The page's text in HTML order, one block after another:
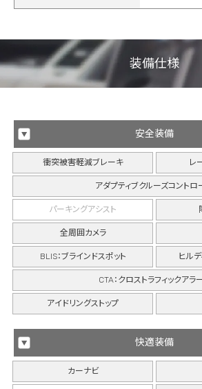
装備仕様
安全装備
衝突被害軽減ブレーキ
アダプティブクルーズコントロ
レ
パーキングアシスト
全周囲カメラ
BLIS：ブラインドスポット
CTA：クロストラフィックアラ
ヒル
アイドリングストップ
快適装備
カーナビ